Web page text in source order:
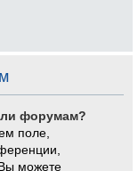
форумам?
поле,
можете